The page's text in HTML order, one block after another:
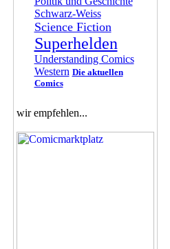
Schwarz-Weiss
Science Fiction
Superhelden
Understanding Comics
Western Die aktuellen
Comics
wir empfehlen...